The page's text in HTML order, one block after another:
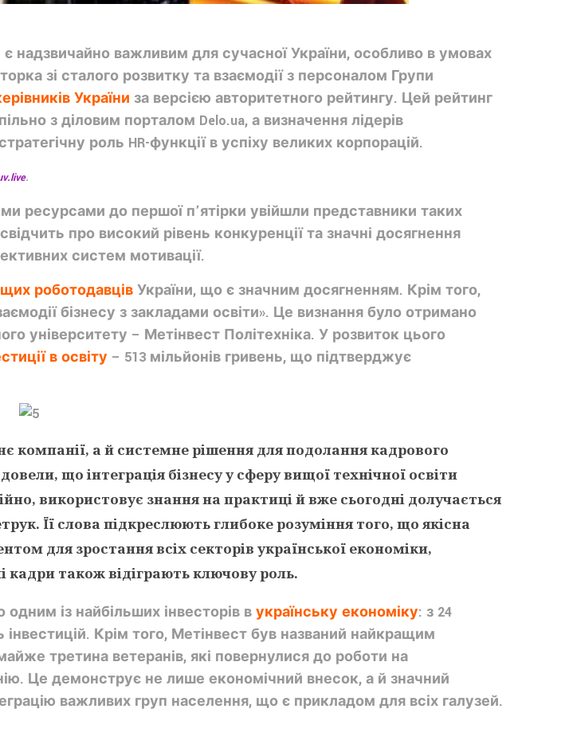
надзвичайно важливим для сучасної України, особливо в умовах
зі сталого розвитку та взаємодії з персоналом Групи
України за версією авторитетного рейтингу. Цей рейтинг
з діловим порталом Delo.ua, а визначення лідерів
роль HR-функції в успіху великих корпорацій.
.
ресурсами до першої п’ятірки увійшли представники таких
про високий рівень конкуренції та значні досягнення
систем мотивації.
роботодавців України, що є значним досягненням. Крім того,
бізнесу з закладами освіти». Це визнання було отримано
університету – Метінвест Політехніка. У розвиток цього
в освіту – 513 мільйонів гривень, що підтверджує
компанії, а й системне рішення для подоланнякадрового
що інтеграція бізнесу у сферу вищої технічної освіти
використовує знання на практиці й вже сьогодні долучається
. Її слова підкреслюють глибоке розуміння того, що якісна
для зростання всіх секторівукраїнської економіки,
також відіграють ключову роль.
із найбільших інвесторів вукраїнську економіку: з 24
Крім того, Метінвест був названий найкращим
третина ветеранів, які повернулися до роботи на
Це демонструє не лише економічний внесок, а й значний
важливих груп населення, що є прикладом для всіх галузей.